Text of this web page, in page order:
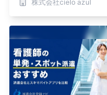
株式会社cielo azul